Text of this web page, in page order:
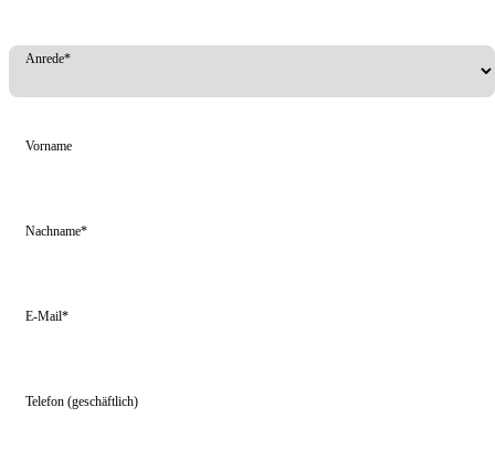
Anrede*
Vorname
Nachname*
E-Mail*
Telefon (geschäftlich)